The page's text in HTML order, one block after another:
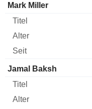
Mark Miller
Jamal Baksh